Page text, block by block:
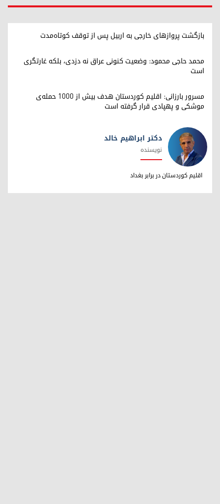
بازگشت پروازهای خارجی به اربیل پس از توقف کوتاه‌مدت
محمد حاجی محمود: وضعیت کنونی عراق نه دزدی، بلکه غارتگری
است
مسرور بارزانی: اقلیم کوردستان هدف بیش از ۱۰۰۰ حمله‌ی
موشکی و پهپادی قرار گرفته است
دکتر ابراهیم خالد
دکتر ابراهیم خالد
نویسنده
اقلیم کوردستان در برابر بغداد